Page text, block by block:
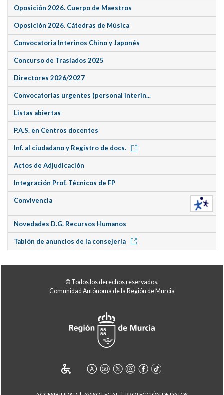
Oposición 2026. Cuerpo de Maestros
Oposición 2026. Cátedras de Música
Convocatoria Interinos Chino y Japonés
Concurso de Traslados 2025
Directores 2026/2027
Convocatorias urgentes (personal interin...
Listas abiertas
P.A.S. en Centros docentes
Inf. al ciudadano y Registro de docs.
Actos de Adjudicación
Integración Prof. Técnicos de FP
Convivencia
Novedades D.G. Recursos Humanos
Tablón de anuncios de la consejería
© Todos los derechos reservados.
Comunidad Autónoma de la Región de Murcia